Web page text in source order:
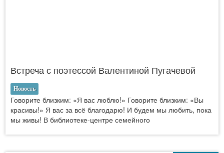
Встреча с поэтессой Валентиной Пугачевой
Новость
Говорите близким: «Я вас люблю!» Говорите близким: «Вы
красивы!» Я вас за всё благодарю! И будем мы любить, пока
мы живы! В библиотеке-центре семейного